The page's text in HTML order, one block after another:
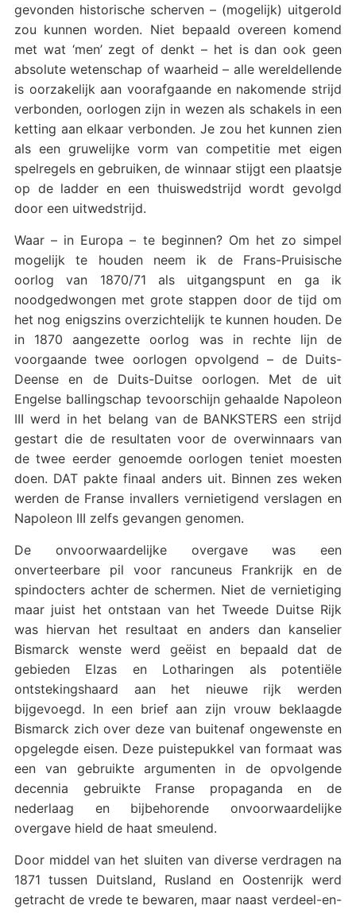
gevonden historische scherven – (mogelijk) uitgerold
zou kunnen worden. Niet bepaald overeen komend
met wat ‘men’ zegt of denkt – het is dan ook geen
absolute wetenschap of waarheid – alle wereldellende
is oorzakelijk aan voorafgaande en nakomende strijd
verbonden, oorlogen zijn in wezen als schakels in een
ketting aan elkaar verbonden. Je zou het kunnen zien
als een gruwelijke vorm van competitie met eigen
spelregels en gebruiken, de winnaar stijgt een plaatsje
op de ladder en een thuiswedstrijd wordt gevolgd
door een uitwedstrijd.
Waar – in Europa – te beginnen? Om het zo simpel
mogelijk te houden neem ik de Frans-Pruisische
oorlog van 1870/71 als uitgangspunt en ga ik
noodgedwongen met grote stappen door de tijd om
het nog enigszins overzichtelijk te kunnen houden. De
in 1870 aangezette oorlog was in rechte lijn de
voorgaande twee oorlogen opvolgend – de Duits-
Deense en de Duits-Duitse oorlogen. Met de uit
Engelse ballingschap tevoorschijn gehaalde Napoleon
III werd in het belang van de BANKSTERS een strijd
gestart die de resultaten voor de overwinnaars van
de twee eerder genoemde oorlogen teniet moesten
doen. DAT pakte finaal anders uit. Binnen zes weken
werden de Franse invallers vernietigend verslagen en
Napoleon III zelfs gevangen genomen.
De onvoorwaardelijke overgave was een
onverteerbare pil voor rancuneus Frankrijk en de
spindocters achter de schermen. Niet de vernietiging
maar juist het ontstaan van het Tweede Duitse Rijk
was hiervan het resultaat en anders dan kanselier
Bismarck wenste werd geëist en bepaald dat de
gebieden Elzas en Lotharingen als potentiële
ontstekingshaard aan het nieuwe rijk werden
bijgevoegd. In een brief aan zijn vrouw beklaagde
Bismarck zich over deze van buitenaf ongewenste en
opgelegde eisen. Deze puistepukkel van formaat was
een van gebruikte argumenten in de opvolgende
decennia gebruikte Franse propaganda en de
nederlaag en bijbehorende onvoorwaardelijke
overgave hield de haat smeulend.
Door middel van het sluiten van diverse verdragen na
1871 tussen Duitsland, Rusland en Oostenrijk werd
getracht de vrede te bewaren, maar naast verdeel-en-